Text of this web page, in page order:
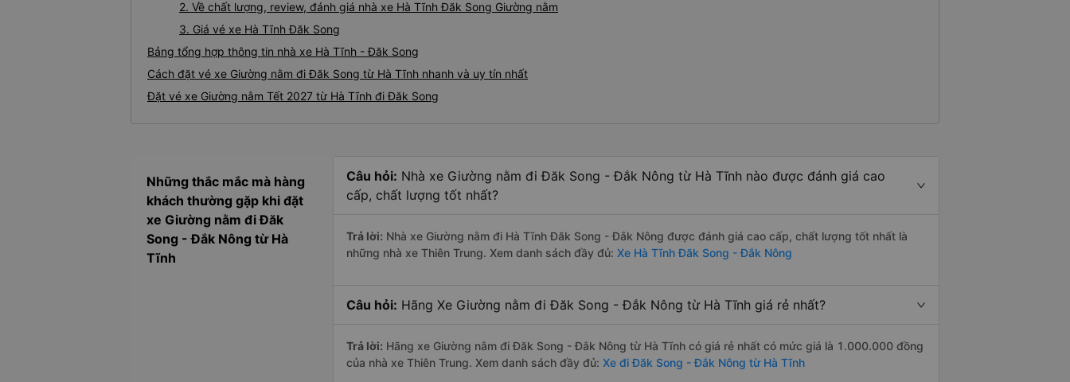
2. Về chất lượng, review, đánh giá nhà xe Hà Tĩnh Đăk Song Giường nằm
3. Giá vé xe Hà Tĩnh Đăk Song
Bảng tổng hợp thông tin nhà xe Hà Tĩnh - Đăk Song
Cách đặt vé xe Giường nằm đi Đăk Song từ Hà Tĩnh nhanh và uy tín nhất
Đặt vé xe Giường nằm Tết 2027 từ Hà Tĩnh đi Đăk Song
Những thắc mắc mà hàng
khách thường gặp khi đặt
xe Giường nằm đi Đăk
Song - Đắk Nông từ Hà
Tĩnh
Câu hỏi: Nhà xe Giường nằm đi Đăk Song - Đắk Nông từ Hà Tĩnh nào được đánh giá cao
cấp, chất lượng tốt nhất?
Trả lời: Nhà xe Giường nằm đi Hà Tĩnh Đăk Song - Đắk Nông được đánh giá cao cấp, chất lượng tốt nhất là
những nhà xe Thiên Trung. Xem danh sách đầy đủ: Xe Hà Tĩnh Đăk Song - Đắk Nông
Câu hỏi: Hãng Xe Giường nằm đi Đăk Song - Đắk Nông từ Hà Tĩnh giá rẻ nhất?
Trả lời: Hãng xe Giường nằm đi Đăk Song - Đắk Nông từ Hà Tĩnh có giá rẻ nhất có mức giá là 1.000.000 đồng
của nhà xe Thiên Trung. Xem danh sách đầy đủ: Xe đi Đăk Song - Đắk Nông từ Hà Tĩnh